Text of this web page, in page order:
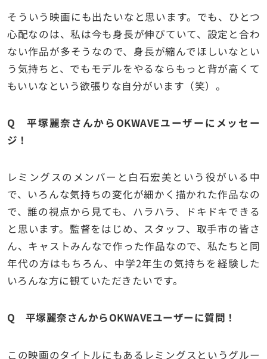
そういう映画にも出たいなと思います。でも、ひとつ
心配なのは、私は今も身長が伸びていて、設定と合わ
ない作品が多そうなので、身長が縮んでほしいなとい
う気持ちと、でもモデルをやるならもっと背が高くて
もいいなという欲張りな自分がいます（笑）。
Q 平塚麗奈さんからOKWAVEユーザーにメッセー
ジ！
レミングスのメンバーと白石宏美という役がいる中
で、いろんな気持ちの変化が細かく描かれた作品なの
で、誰の視点から見ても、ハラハラ、ドキドキできる
と思います。監督をはじめ、スタッフ、取手市の皆さ
ん、キャストみんなで作った作品なので、私たちと同
年代の方はもちろん、中学2年生の気持ちを経験した
いろんな方に観ていただきたいです。
Q 平塚麗奈さんからOKWAVEユーザーに質問！
この映画のタイトルにもあるレミングスというグルー